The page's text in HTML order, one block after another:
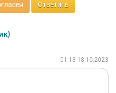
Ответить
01:13 18.10.2023